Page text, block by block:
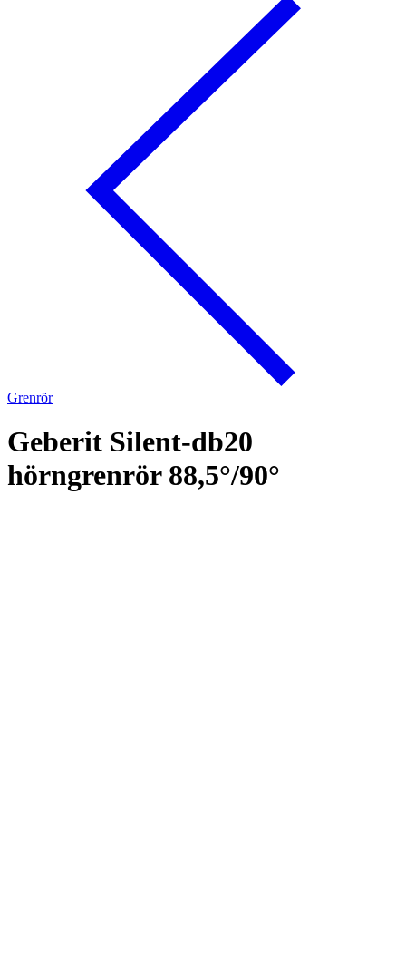
Grenrör
Geberit Silent-db20
hörngrenrör 88,5°/90°